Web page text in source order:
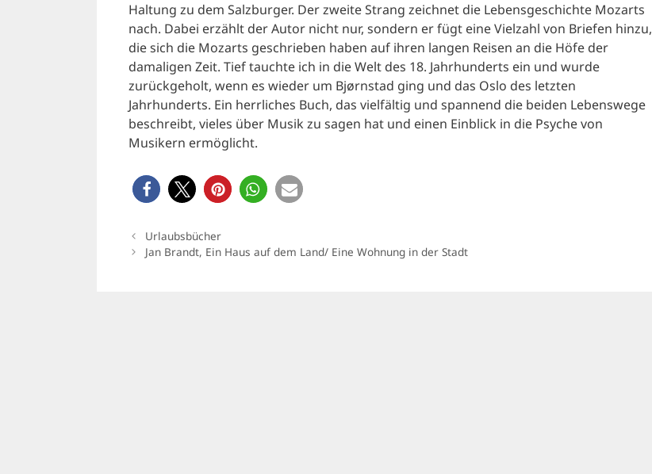
Haltung zu dem Salzburger. Der zweite Strang zeichnet die Lebensgeschichte Mozarts
nach. Dabei erzählt der Autor nicht nur, sondern er fügt eine Vielzahl von Briefen hinzu,
die sich die Mozarts geschrieben haben auf ihren langen Reisen an die Höfe der
damaligen Zeit. Tief tauchte ich in die Welt des 18. Jahrhunderts ein und wurde
zurückgeholt, wenn es wieder um Bjørnstad ging und das Oslo des letzten
Jahrhunderts. Ein herrliches Buch, das vielfältig und spannend die beiden Lebenswege
beschreibt, vieles über Musik zu sagen hat und einen Einblick in die Psyche von
Musikern ermöglicht.
Urlaubsbücher
Jan Brandt, Ein Haus auf dem Land/ Eine Wohnung in der Stadt